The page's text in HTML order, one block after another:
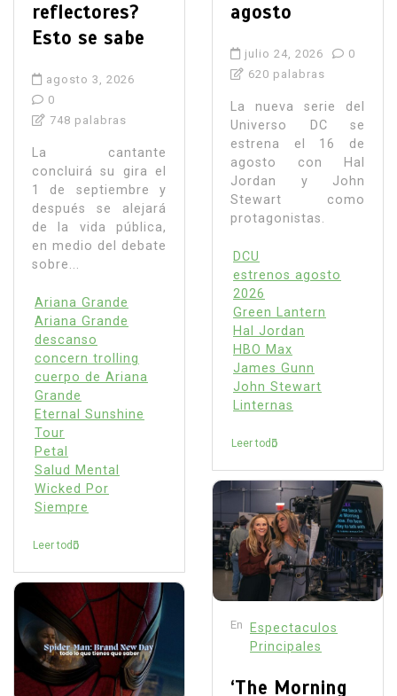
reflectores?
Esto se sabe
agosto 3, 2026
0
748 palabras
La cantante
concluirá su gira el
1 de septiembre y
después se alejará
de la vida pública,
en medio del debate
sobre...
Ariana Grande
Ariana Grande
descanso
concern trolling
cuerpo de Ariana
Grande
Eternal Sunshine
Tour
Petal
Salud Mental
Wicked Por
Siempre
Leer todo
agosto
julio 24, 2026
0
620 palabras
La nueva serie del
Universo DC se
estrena el 16 de
agosto con Hal
Jordan y John
Stewart como
protagonistas.
DCU
estrenos agosto
2026
Green Lantern
Hal Jordan
HBO Max
James Gunn
John Stewart
Linternas
Leer todo
En
Espectaculos
Principales
‘The Morning